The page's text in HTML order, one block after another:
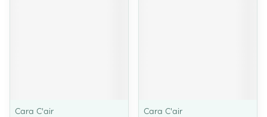
Cara C'air
Cara C'air